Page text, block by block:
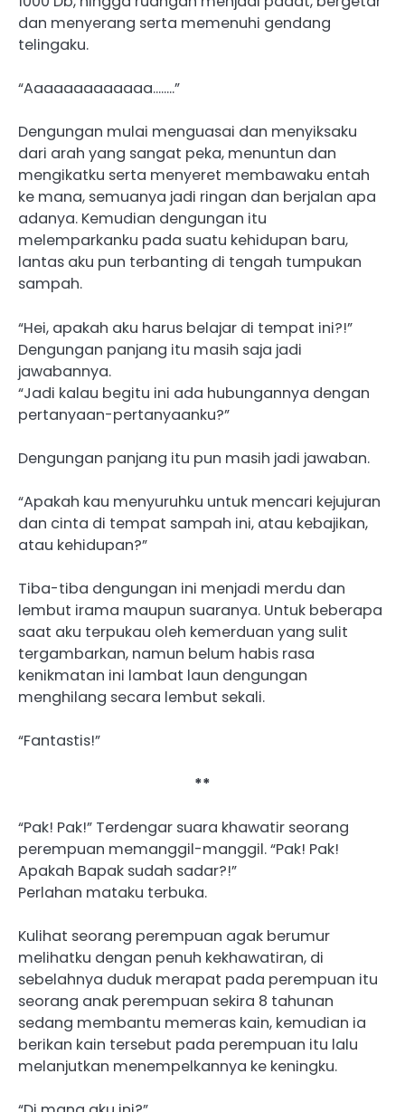
dan menyerang serta memenuhi gendang
telingaku.
“Aaaaaaaaaaaaa……..”
Dengungan mulai menguasai dan menyiksaku
dari arah yang sangat peka, menuntun dan
mengikatku serta menyeret membawaku entah
ke mana, semuanya jadi ringan dan berjalan apa
adanya. Kemudian dengungan itu
melemparkanku pada suatu kehidupan baru,
lantas aku pun terbanting di tengah tumpukan
sampah.
“Hei, apakah aku harus belajar di tempat ini?!”
Dengungan panjang itu masih saja jadi
jawabannya.
“Jadi kalau begitu ini ada hubungannya dengan
pertanyaan-pertanyaanku?”
Dengungan panjang itu pun masih jadi jawaban.
“Apakah kau menyuruhku untuk mencari kejujuran
dan cinta di tempat sampah ini, atau kebajikan,
atau kehidupan?”
Tiba-tiba dengungan ini menjadi merdu dan
lembut irama maupun suaranya. Untuk beberapa
saat aku terpukau oleh kemerduan yang sulit
tergambarkan, namun belum habis rasa
kenikmatan ini lambat laun dengungan
menghilang secara lembut sekali.
“Fantastis!”
**
“Pak! Pak!” Terdengar suara khawatir seorang
perempuan memanggil-manggil. “Pak! Pak!
Apakah Bapak sudah sadar?!”
Perlahan mataku terbuka.
Kulihat seorang perempuan agak berumur
melihatku dengan penuh kekhawatiran, di
sebelahnya duduk merapat pada perempuan itu
seorang anak perempuan sekira 8 tahunan
sedang membantu memeras kain, kemudian ia
berikan kain tersebut pada perempuan itu lalu
melanjutkan menempelkannya ke keningku.